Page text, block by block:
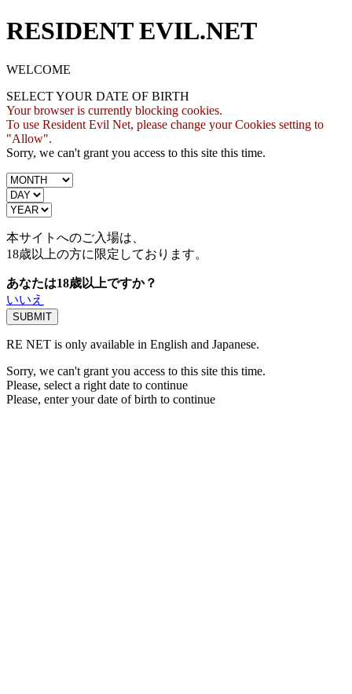
RESIDENT EVIL.NET
WELCOME
SELECT YOUR DATE OF BIRTH
Your browser is currently blocking cookies.
To use Resident Evil Net, please change your Cookies setting to
"Allow".
Sorry, we can't grant you access to this site this time.
本サイトへのご入場は、
18歳以上の方に限定しております。
あなたは18歳以上ですか？
いいえ
RE NET is only available in English and Japanese.
Sorry, we can't grant you access to this site this time.
Please, select a right date to continue
Please, enter your date of birth to continue